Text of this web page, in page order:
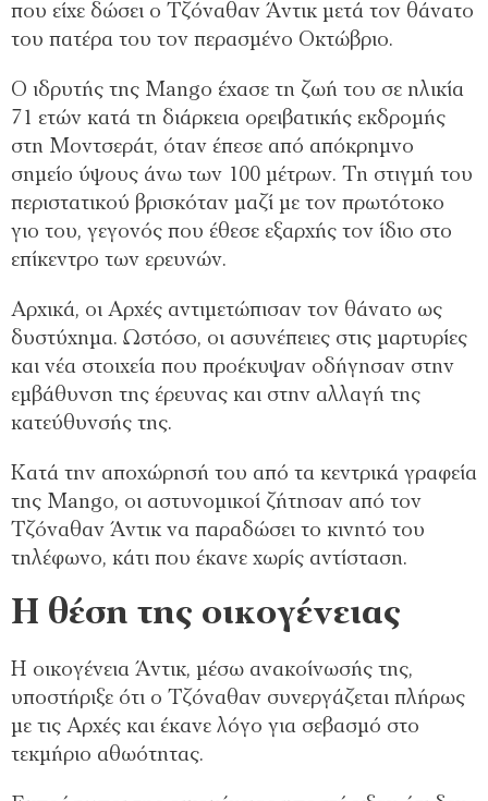
που είχε δώσει ο Τζόναθαν Άντικ μετά τον θάνατο
του πατέρα του τον περασμένο Οκτώβριο.
Ο ιδρυτής της Mango έχασε τη ζωή του σε ηλικία
71 ετών κατά τη διάρκεια ορειβατικής εκδρομής
στη Μοντσεράτ, όταν έπεσε από απόκρημνο
σημείο ύψους άνω των 100 μέτρων. Τη στιγμή του
περιστατικού βρισκόταν μαζί με τον πρωτότοκο
γιο του, γεγονός που έθεσε εξαρχής τον ίδιο στο
επίκεντρο των ερευνών.
Αρχικά, οι Αρχές αντιμετώπισαν τον θάνατο ως
δυστύχημα. Ωστόσο, οι ασυνέπειες στις μαρτυρίες
και νέα στοιχεία που προέκυψαν οδήγησαν στην
εμβάθυνση της έρευνας και στην αλλαγή της
κατεύθυνσής της.
Κατά την αποχώρησή του από τα κεντρικά γραφεία
της Mango, οι αστυνομικοί ζήτησαν από τον
Τζόναθαν Άντικ να παραδώσει το κινητό του
τηλέφωνο, κάτι που έκανε χωρίς αντίσταση.
Η θέση της οικογένειας
Η οικογένεια Άντικ, μέσω ανακοίνωσής της,
υποστήριξε ότι ο Τζόναθαν συνεργάζεται πλήρως
με τις Αρχές και έκανε λόγο για σεβασμό στο
τεκμήριο αθωότητας.